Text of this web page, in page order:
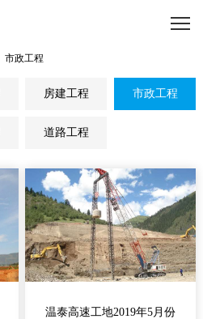
市政工程
房建工程 市政工程
道路工程
温泰高速工地2019年5月份